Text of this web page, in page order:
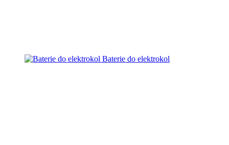
Baterie do elektrokol